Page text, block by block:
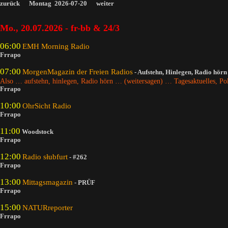
zurück Montag 2026-07-20 weiter
Mo., 20.07.2026 - fr-bb & 24/3
06:00 EMH Morning Radio
Frrapo
07:00 MorgenMagazin der Freien Radios - Aufstehn, Hinlegen, Radio hörn
Also … aufstehn, hinlegen, Radio hörn … (weitersagen) … Tagesaktuelles,
Frrapo
10:00 OhrSicht Radio
Frrapo
11:00 Woodstock
Frrapo
12:00 Radio słubfurt - #262
Frrapo
13:00 Mittagsmagazin - PRÜF
Frrapo
15:00 NATURreporter
Frrapo